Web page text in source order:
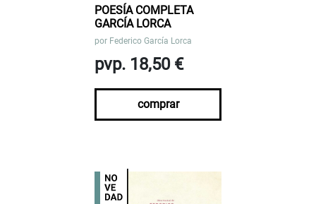
POESÍA COMPLETA
GARCÍA LORCA
por Federico García Lorca
pvp. 18,50 €
comprar